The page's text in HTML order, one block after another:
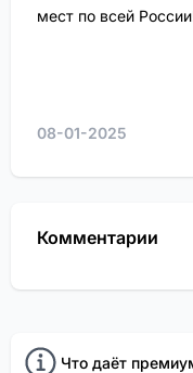
мест по всей
08-01-2025
Комментарии
Что даёт